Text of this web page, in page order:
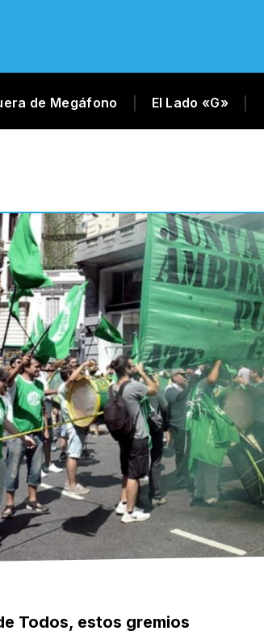
de Megáfono El Lado «G»
Todos, estos gremios